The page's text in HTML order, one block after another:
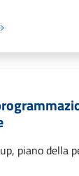
piano della